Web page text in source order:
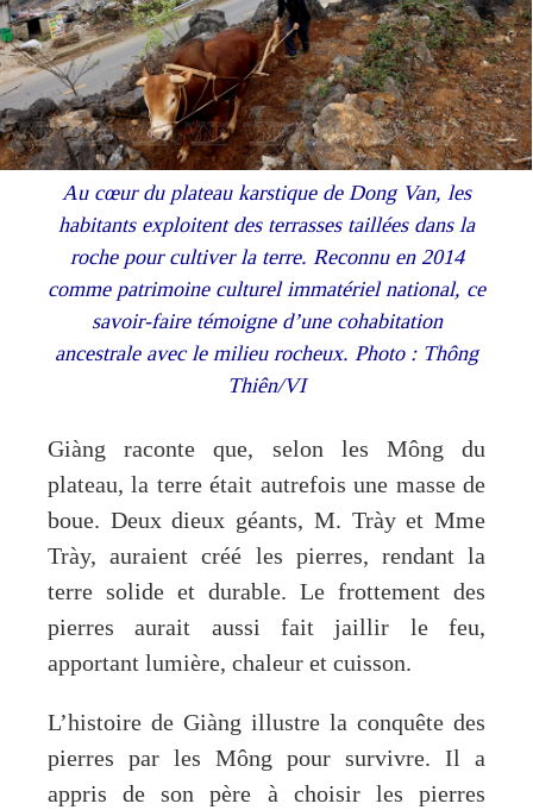
Au cœur du plateau karstique de Dong Van, les
habitants exploitent des terrasses taillées dans la
roche pour cultiver la terre. Reconnu en 2014
comme patrimoine culturel immatériel national, ce
savoir-faire témoigne d’une cohabitation
ancestrale avec le milieu rocheux. Photo : Thông
Thiên/VI
Giàng raconte que, selon les Mông du
plateau, la terre était autrefois une masse de
boue. Deux dieux géants, M. Trày et Mme
Trày, auraient créé les pierres, rendant la
terre solide et durable. Le frottement des
pierres aurait aussi fait jaillir le feu,
apportant lumière, chaleur et cuisson.
L’histoire de Giàng illustre la conquête des
pierres par les Mông pour survivre. Il a
appris de son père à choisir les pierres